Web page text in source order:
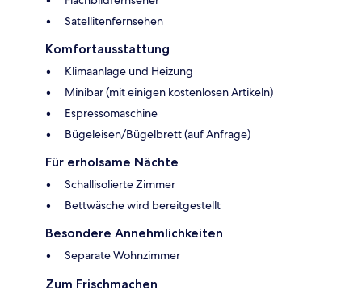
Satellitenfernsehen
Komfortausstattung
Klimaanlage und Heizung
Minibar (mit einigen kostenlosen Artikeln)
Espressomaschine
Bügeleisen/Bügelbrett (auf Anfrage)
Für erholsame Nächte
Schallisolierte Zimmer
Bettwäsche wird bereitgestellt
Besondere Annehmlichkeiten
Separate Wohnzimmer
Zum Frischmachen